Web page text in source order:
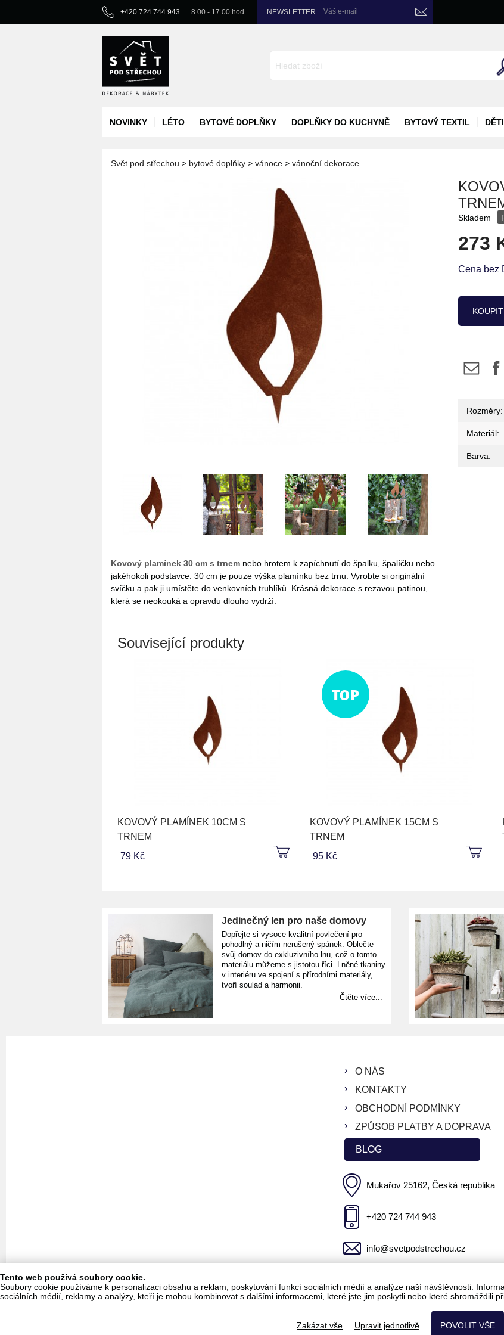
+420 724 744 943 8.00 - 17.00 hod NEWSLETTER Váš e-mail
NOVINKY LÉTO BYTOVÉ DOPLŇKY DOPLŇKY DO KUCHYNĚ BYTOVÝ TEXTIL DĚTI
Svět pod střechou > bytové doplňky > vánoce > vánoční dekorace
Skladem
273
Cena bez
KOUPIT
Rozměry:
Materiál:
Barva:
Kovový plamínek 30 cm s trnem nebo hrotem k zapíchnutí do špalku, špalíčku nebo
jakéhokoli podstavce. 30 cm je pouze výška plamínku bez trnu. Vyrobte si originální
svíčku a pak ji umístěte do venkovních truhlíků. Krásná dekorace s rezavou patinou,
která se neokouká a opravdu dlouho vydrží.
Související produkty
KOVOVÝ PLAMÍNEK 10CM S
TRNEM
79 Kč
TOP
KOVOVÝ PLAMÍNEK 15CM S
TRNEM
95 Kč
Jedinečný len pro naše domovy
Dopřejte si vysoce kvalitní povlečení pro
pohodlný a ničím nerušený spánek. Oblečte
svůj domov do exkluzivního lnu, což o tomto
materiálu můžeme s jistotou říci. Lněné tkaniny
v interiéru ve spojení s přírodními materiály,
tvoří soulad a harmonii.
Čtěte více...
O NÁS
KONTAKTY
OBCHODNÍ PODMÍNKY
ZPŮSOB PLATBY A DOPRAVA
BLOG
Mukařov 25162, Česká republika
+420 724 744 943
info@svetpodstrechou.cz
© 2026 SVĚT POD STŘECHOU, INTERNETOVÝ OBCHODVYTVOŘILA
Tento web používá soubory cookie.
Soubory cookie používáme k personalizaci obsahu a reklam, poskytování funkcí sociálních médií a analýze naší návštěvnosti.
sociálních médií, reklamy a analýzy, kteří je mohou kombinovat s dalšími informacemi, které jste jim poskytli nebo které shromáždili
Zakázat vše Upravit jednotlivě POVOLIT VŠE